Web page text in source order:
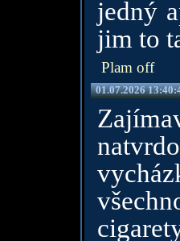
jedný
jim to
Plam off
01.07.2026